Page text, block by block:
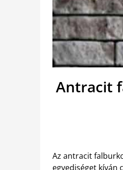
Antracit
Az antracit
egyediséget kíván